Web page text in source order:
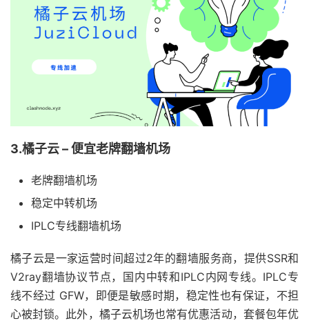
3.橘子云 – 便宜老牌翻墙机场
老牌翻墙机场
稳定中转机场
IPLC专线翻墙机场
橘子云是一家运营时间超过2年的翻墙服务商，提供SSR和
V2ray翻墙协议节点，国内中转和IPLC内网专线。IPLC专
线不经过 GFW，即便是敏感时期，稳定性也有保证，不担
心被封锁。此外，橘子云机场也常有优惠活动，套餐包年优